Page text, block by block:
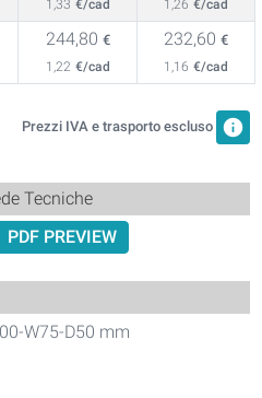
1,33 €/cad 1,26 €/cad
244,80 €
1,22 €/cad
232,60 €
1,16 €/cad
Prezzi IVA e trasporto escluso info
Tecniche
PDF PREVIEW
W75-D50 mm